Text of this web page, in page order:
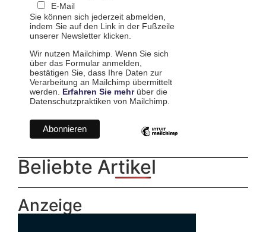
E-Mail
Sie können sich jederzeit abmelden,
indem Sie auf den Link in der Fußzeile
unserer Newsletter klicken.
Wir nutzen Mailchimp. Wenn Sie sich
über das Formular anmelden,
bestätigen Sie, dass Ihre Daten zur
Verarbeitung an Mailchimp übermittelt
werden. Erfahren Sie mehrüber die
Datenschutzpraktiken von Mailchimp.
Beliebte Artikel
Anzeige